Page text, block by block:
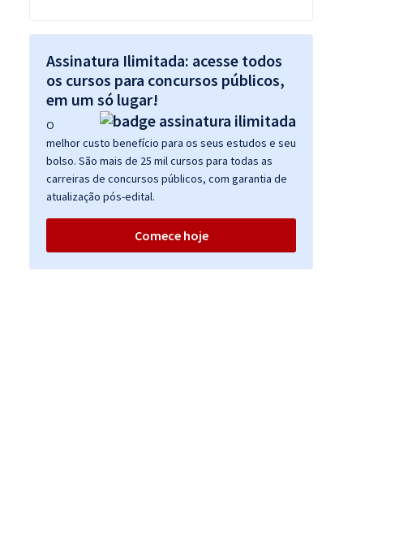
Assinatura Ilimitada: acesse todos
os cursos para concursos públicos,
em um só lugar!
O
melhor custo benefício para os seus estudos e seu
bolso. São mais de 25 mil cursos para todas as
carreiras de concursos públicos, com garantia de
atualização pós-edital.
Comece hoje